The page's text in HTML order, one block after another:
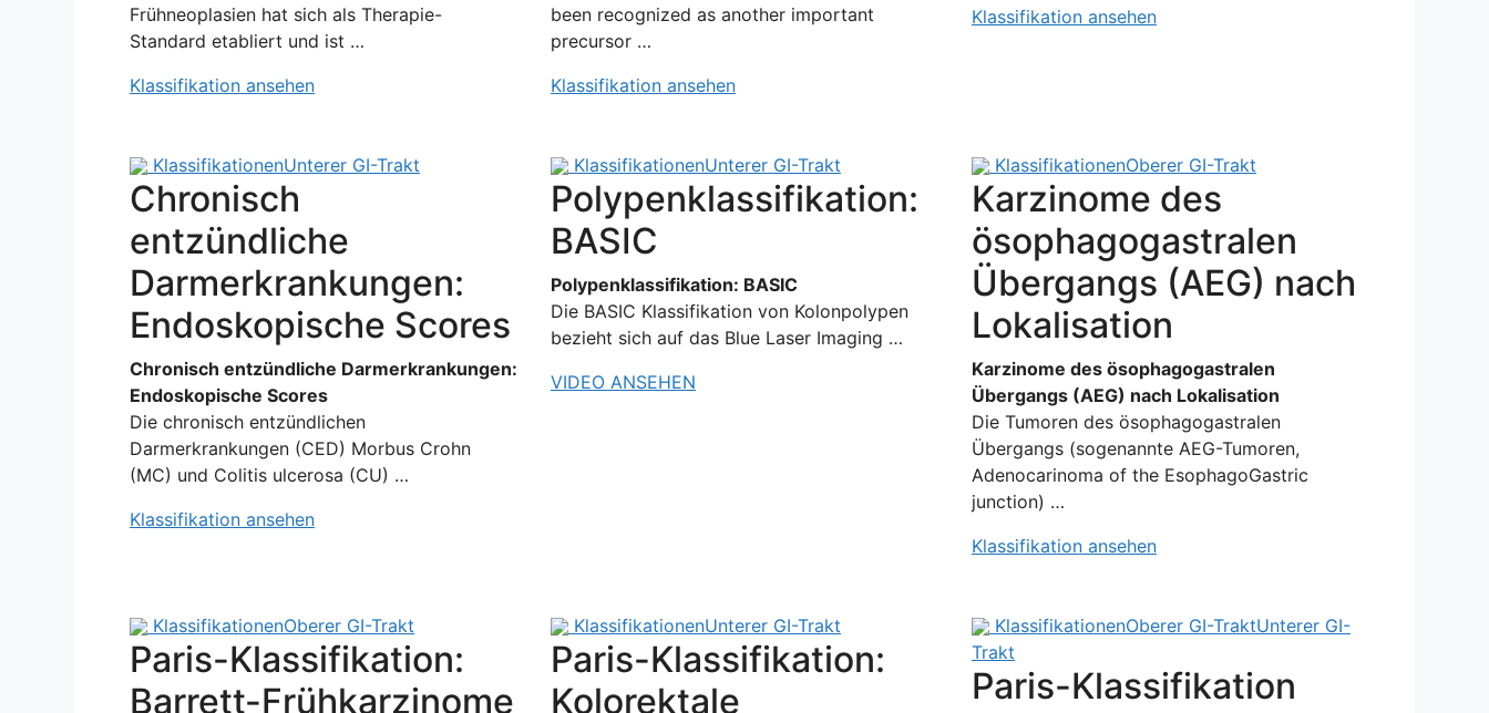
Frühneoplasien hat sich als Therapie-
Standard etabliert und ist …
Klassifikation ansehen
been recognized as another important
precursor …
Klassifikation ansehen
Klassifikation ansehen
KlassifikationenUnterer GI-Trakt
Chronisch
entzündliche
Darmerkrankungen:
Endoskopische Scores
Chronisch entzündliche Darmerkrankungen:
Endoskopische Scores
Die chronisch entzündlichen
Darmerkrankungen (CED) Morbus Crohn
(MC) und Colitis ulcerosa (CU) …
Klassifikation ansehen
KlassifikationenUnterer GI-Trakt
Polypenklassifikation:
BASIC
Polypenklassifikation: BASIC
Die BASIC Klassifikation von Kolonpolypen
bezieht sich auf das Blue Laser Imaging …
VIDEO ANSEHEN
KlassifikationenOberer GI-Trakt
Karzinome des
ösophagogastralen
Übergangs (AEG) nach
Lokalisation
Karzinome des ösophagogastralen
Übergangs (AEG) nach Lokalisation
Die Tumoren des ösophagogastralen
Übergangs (sogenannte AEG-Tumoren,
Adenocarinoma of the EsophagoGastric
junction) …
Klassifikation ansehen
KlassifikationenOberer GI-Trakt
Paris-Klassifikation:
Barrett-Frühkarzinome
KlassifikationenUnterer GI-Trakt
Paris-Klassifikation:
Kolorektale
KlassifikationenOberer GI-TraktUnterer GI-
Trakt
Paris-Klassifikation